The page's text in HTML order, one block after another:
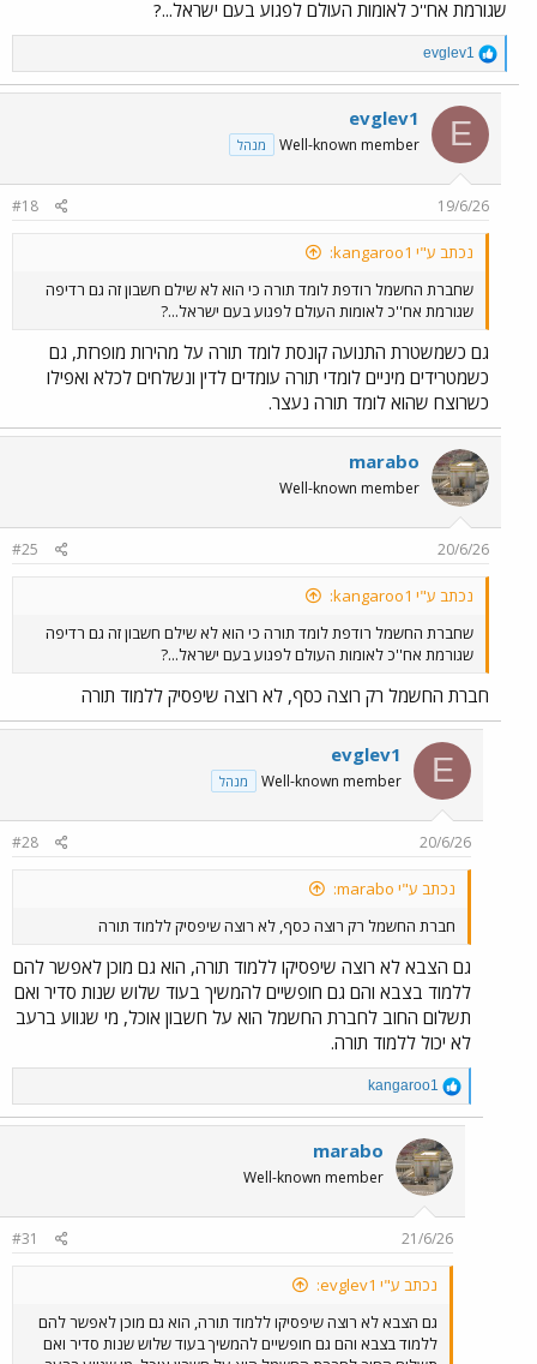
שגורמת אח''כ לאומות העולם לפגוע בעם ישראל...?
R
e
a
c
o
n
s
evglev1
E
evglev1
Well-known member מנהל
19/6/26
#18
נכתב ע"י kangaroo1:
שחברת החשמל רודפת לומד תורה כי הוא לא שילם חשבון זה גם רדיפה
שגורמת אח''כ לאומות העולם לפגוע בעם ישראל...?
גם כשמשטרת התנועה קונסת לומד תורה על מהירות מופרזת, גם
כשמטרידים מיניים לומדי תורה עומדים לדין ונשלחים לכלא ואפילו
כשרוצח שהוא לומד תורה נעצר.
marabo
Well-known member
20/6/26
#25
נכתב ע"י kangaroo1:
שחברת החשמל רודפת לומד תורה כי הוא לא שילם חשבון זה גם רדיפה
שגורמת אח''כ לאומות העולם לפגוע בעם ישראל...?
חברת החשמל רק רוצה כסף, לא רוצה שיפסיק ללמוד תורה
E
evglev1
Well-known member מנהל
20/6/26
#28
נכתב ע"י marabo:
חברת החשמל רק רוצה כסף, לא רוצה שיפסיק ללמוד תורה
גם הצבא לא רוצה שיפסיקו ללמוד תורה, הוא גם מוכן לאפשר להם
ללמוד בצבא והם גם חופשיים להמשיך בעוד שלוש שנות סדיר ואם
תשלום החוב לחברת החשמל הוא על חשבון אוכל, מי שגווע ברעב
לא יכול ללמוד תורה.
R
e
a
c
t
i
o
n
s
kangaroo1
marabo
Well-known member
21/6/26
#31
נכתב ע"י evglev1:
גם הצבא לא רוצה שיפסיקו ללמוד תורה, הוא גם מוכן לאפשר להם
ללמוד בצבא והם גם חופשיים להמשיך בעוד שלוש שנות סדיר ואם